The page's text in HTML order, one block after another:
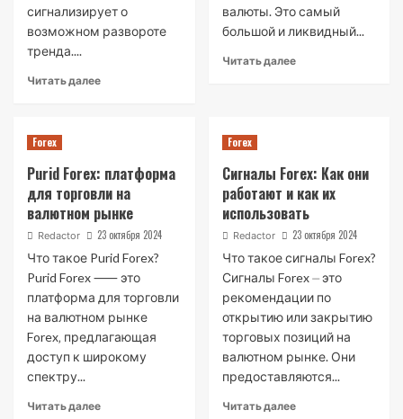
сигнализирует о
возможном развороте
тренда....
Читать далее
валюты. Это самый
большой и ликвидный...
Читать далее
Forex
Purid Forex: платформа
для торговли на
валютном рынке
Redactor 23 октября 2024
Что такое Purid Forex?
Purid Forex ⸺ это
платформа для торговли
на валютном рынке
Forex‚ предлагающая
доступ к широкому
спектру...
Читать далее
Forex
Сигналы Forex: Как они
работают и как их
использовать
Redactor 23 октября 2024
Что такое сигналы Forex?
Сигналы Forex ⏤ это
рекомендации по
открытию или закрытию
торговых позиций на
валютном рынке. Они
предоставляются...
Читать далее